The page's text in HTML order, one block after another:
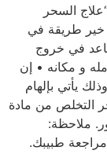
السحر
خير طريقة في
في خروج
و مكانه • إن
يأتي بإلهام
التخلص من مادة
ملاحظة:
طبيبك.